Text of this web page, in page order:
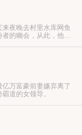
夜晚去村里水库网鱼
的幽会，从此，他的
万富豪前妻嫌弃离了
道的女领导。
在仕途之上…”
纵横的疆场…”
纠缠着，成就了姜